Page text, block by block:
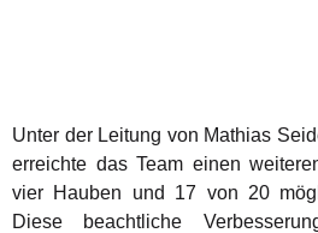
Unter der Leitung von Mathias
erreichte das Team einen
vier Hauben und 17 von 20
Diese beachtliche